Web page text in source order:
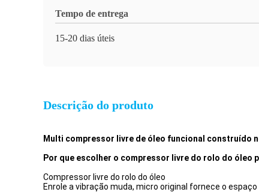
Tempo de entrega
15-20 dias úteis
Descrição do produto
Multi compressor livre de óleo funcional construído
Por que escolher o compressor livre do rolo do óleo
Compressor livre do rolo do óleo
Enrole a vibração muda, micro original fornece o